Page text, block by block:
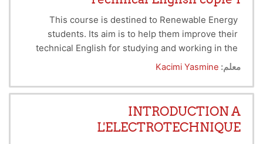
This course is destined to Renewable Energy
students. Its aim is to help them improve their
technical English for studying and working in the
field of renewable energy. Students will learn
technical texts, and train to explain concepts
clearly in English. The course supports their ability
to communicate in academic and professional
contexts.
معلم: Kacimi Yasmine
INTRODUCTION A
L'ELECTROTECHNIQUE